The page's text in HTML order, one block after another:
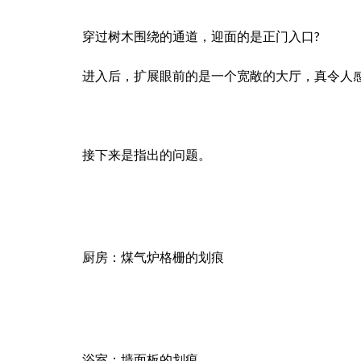
穿过树木围绕的通道，迎面的是正门入口?
进入后，扩展眼前的是一个宽敞的大厅，真令人
接下来是指出的问题。
厨房：煤气炉格栅的划痕